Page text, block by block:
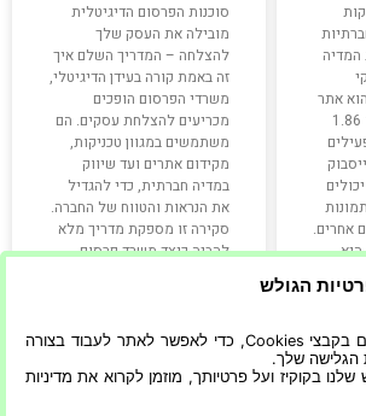
אתר
מדיה חברתית שיש לו 1.86
2017. פייסבוק
אחרים.
סוכנות הפרסום הדיגיטלית
מובילה את העסק שלך
להצלחה – המדריך השלם איך
זה באמת קורה בעידן הדיגיטלי,
משרדי הפרסום הופכים
מכריעים להצלחת עסקים. הם
משתמשים במגוון טכניקות,
מקידום אתרים ועד שיווק
במדיה חברתית, כדי להגדיל
את הנראות והטווח של החברה.
סקירה זו מספקת מדריך מלא
להבנה כיצד משרד פרסום
קרא עוד »
הגולש
באתר זה אנו משתמשים בקבצי Cookies, כדי לאפשר לאתר לעבוד בצורה
הגלישה שלך.
בקוקיז ועל פרטיותך, מוזמן לקרוא את מדיניות